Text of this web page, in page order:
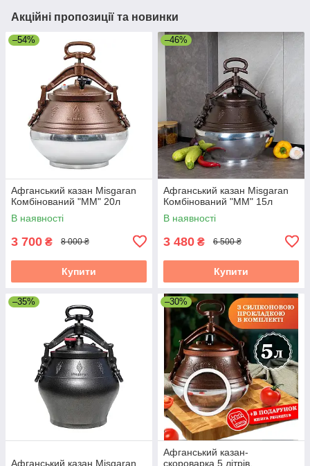
Акційні пропозиції та новинки
–54%
Афганський казан Misgaran
Комбінований "ММ" 20л
В наявності
3 700 ₴ 8 000 ₴
Купити
–46%
Афганський казан Misgaran
Комбінований "ММ" 15л
В наявності
3 480 ₴ 6 500 ₴
Купити
–35%
Афганський казан Misgaran
–30%
Афганський казан-
скороварка 5 літрів.